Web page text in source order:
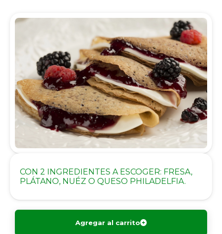
CON 2 INGREDIENTES A ESCOGER: FRESA,
PLÁTANO, NUÉZ O QUESO PHILADELFIA.
Agregar al carrito